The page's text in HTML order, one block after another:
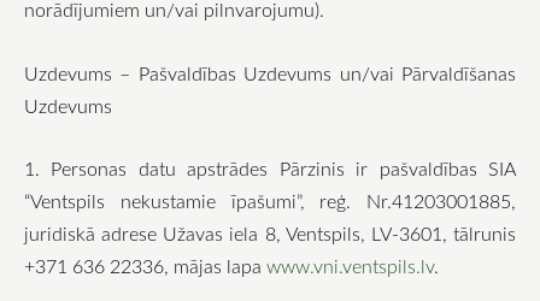
norādījumiem un/vai pilnvarojumu).
Uzdevums – Pašvaldības Uzdevums un/vai Pārvaldīšanas
Uzdevums
1. Personas datu apstrādes Pārzinis ir pašvaldības SIA
“Ventspils nekustamie īpašumi”, reģ. Nr.41203001885,
juridiskā adrese Užavas iela 8, Ventspils, LV-3601, tālrunis
+371 636 22336, mājas lapa www.vni.ventspils.lv.